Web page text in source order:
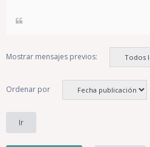
Mostrar mensajes previos:
Ordenar por